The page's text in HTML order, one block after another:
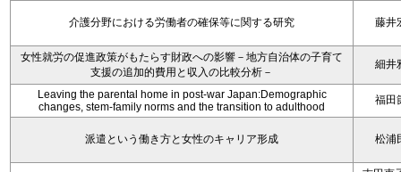
介護分野における労働者の確保等に関する研究 藤井
女性就労の促進政策がもたらす財政への影響－地方自治体の子育て
支援の追加的費用と収入の比較分析－
細井
Leaving the parental home in post-war Japan:Demographic
changes, stem-family norms and the transition to adulthood
福田
派遣という働き方と女性のキャリア形成 松浦